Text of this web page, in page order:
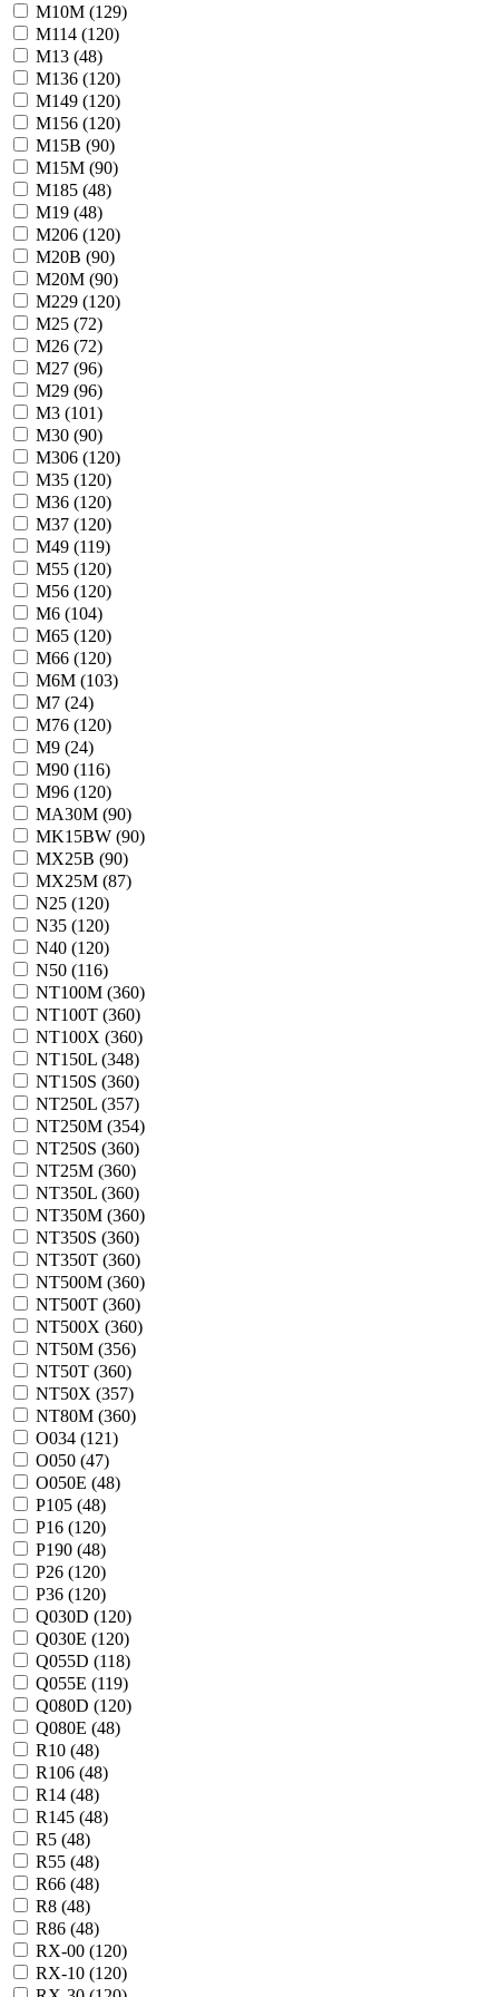
M10M (129)
M114 (120)
M13 (48)
M136 (120)
M149 (120)
M156 (120)
M15B (90)
M15M (90)
M185 (48)
M19 (48)
M206 (120)
M20B (90)
M20M (90)
M229 (120)
M25 (72)
M26 (72)
M27 (96)
M29 (96)
M3 (101)
M30 (90)
M306 (120)
M35 (120)
M36 (120)
M37 (120)
M49 (119)
M55 (120)
M56 (120)
M6 (104)
M65 (120)
M66 (120)
M6M (103)
M7 (24)
M76 (120)
M9 (24)
M90 (116)
M96 (120)
MA30M (90)
MK15BW (90)
MX25B (90)
MX25M (87)
N25 (120)
N35 (120)
N40 (120)
N50 (116)
NT100M (360)
NT100T (360)
NT100X (360)
NT150L (348)
NT150S (360)
NT250L (357)
NT250M (354)
NT250S (360)
NT25M (360)
NT350L (360)
NT350M (360)
NT350S (360)
NT350T (360)
NT500M (360)
NT500T (360)
NT500X (360)
NT50M (356)
NT50T (360)
NT50X (357)
NT80M (360)
O034 (121)
O050 (47)
O050E (48)
P105 (48)
P16 (120)
P190 (48)
P26 (120)
P36 (120)
Q030D (120)
Q030E (120)
Q055D (118)
Q055E (119)
Q080D (120)
Q080E (48)
R10 (48)
R106 (48)
R14 (48)
R145 (48)
R5 (48)
R55 (48)
R66 (48)
R8 (48)
R86 (48)
RX-00 (120)
RX-10 (120)